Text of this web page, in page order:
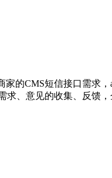
的CMS短信接口需求
、意见的收集、反馈，